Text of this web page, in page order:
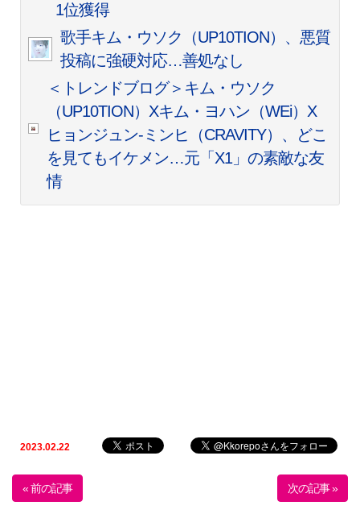
1位獲得
歌手キム・ウソク（UP10TION）、悪質
投稿に強硬対応…善処なし
＜トレンドブログ＞キム・ウソク
（UP10TION）Xキム・ヨハン（WEi）X
ヒョンジュン-ミンヒ（CRAVITY）、どこ
を見てもイケメン…元「X1」の素敵な友
情
2023.02.22
« 前の記事 次の記事 »